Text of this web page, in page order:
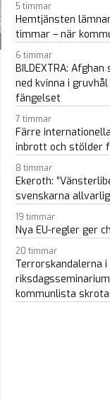
e-post
5 timmar
Hemtjänsten
timmar – när
6 timmar
BILDEXTRA:
ned kvinna i
fängelset
7 timmar
Färre
inbrott och stölder
8 timmar
Ekeroth:
svenskarna
19 timmar
Nya EU-regler ger
20 timmar
Terrorskandalerna i
kommunlista